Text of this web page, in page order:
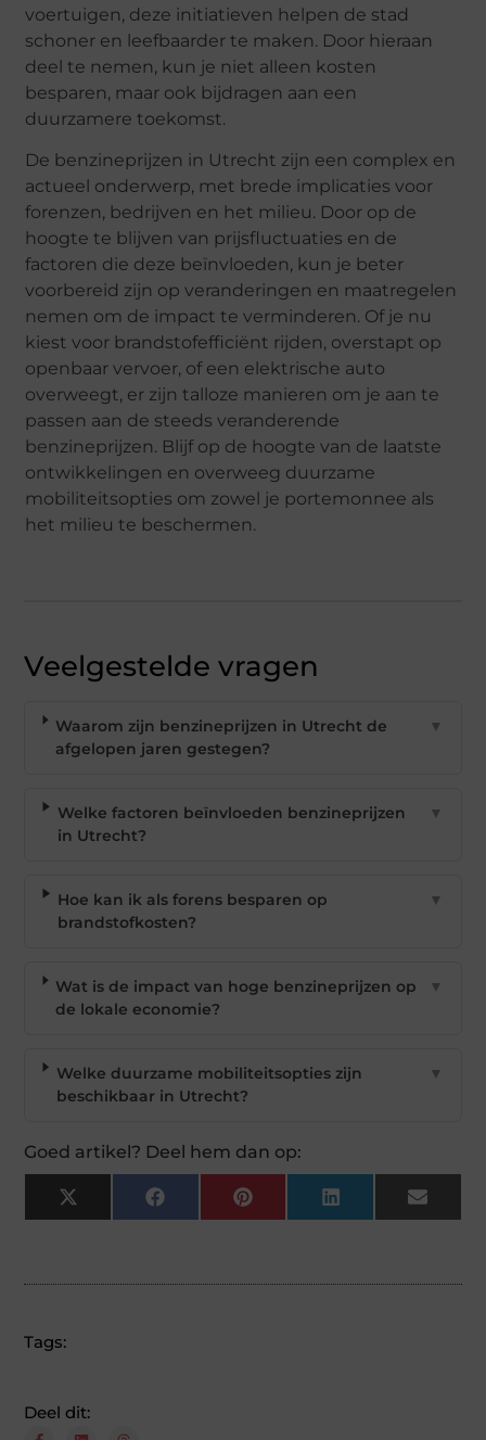
voertuigen, deze initiatieven helpen de stad
schoner en leefbaarder te maken. Door hieraan
deel te nemen, kun je niet alleen kosten
besparen, maar ook bijdragen aan een
duurzamere toekomst.
De benzineprijzen in Utrecht zijn een complex en
actueel onderwerp, met brede implicaties voor
forenzen, bedrijven en het milieu. Door op de
hoogte te blijven van prijsfluctuaties en de
factoren die deze beïnvloeden, kun je beter
voorbereid zijn op veranderingen en maatregelen
nemen om de impact te verminderen. Of je nu
kiest voor brandstofefficiënt rijden, overstapt op
openbaar vervoer, of een elektrische auto
overweegt, er zijn talloze manieren om je aan te
passen aan de steeds veranderende
benzineprijzen. Blijf op de hoogte van de laatste
ontwikkelingen en overweeg duurzame
mobiliteitsopties om zowel je portemonnee als
het milieu te beschermen.
Veelgestelde vragen
Waarom zijn benzineprijzen in Utrecht de
afgelopen jaren gestegen?
▼
Welke factoren beïnvloeden benzineprijzen
in Utrecht?
▼
Hoe kan ik als forens besparen op
brandstofkosten?
▼
Wat is de impact van hoge benzineprijzen op
de lokale economie?
▼
Welke duurzame mobiliteitsopties zijn
beschikbaar in Utrecht?
▼
Goed artikel? Deel hem dan op:
X
(Twitter)
Facebook Pinterest LinkedIn Email
Tags:
Deel dit: